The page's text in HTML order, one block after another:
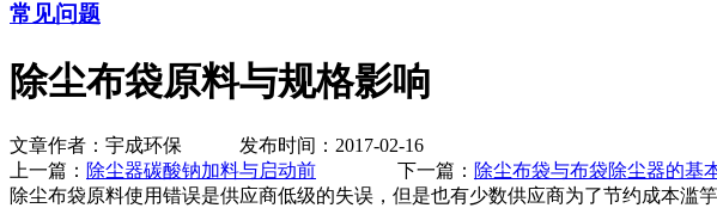
常见问题
除尘布袋原料与规格影响
文章作者：宇成环保 发布时间：2017-02-16
上一篇： 除尘器碳酸钠加料与启动前 下一篇： 除尘布袋与布袋除尘器的基
除尘布袋原料使用错误是供应商低级的失误，但是也有少数供应商为了节约成本滥竽